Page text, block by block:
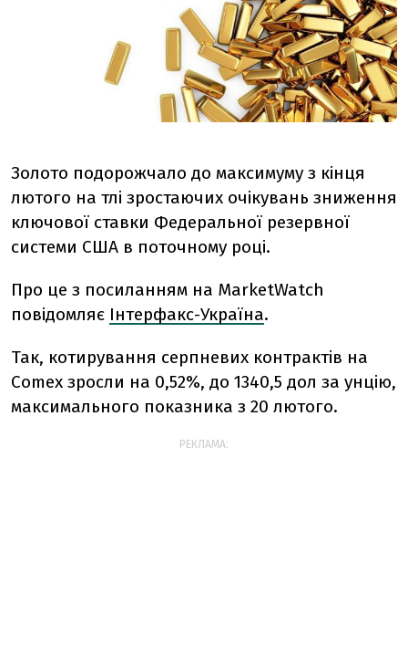
Золото подорожчало до максимуму з кінця
лютого на тлі зростаючих очікувань зниження
ключової ставки Федеральної резервної
системи США в поточному році.
Про це з посиланням на MarketWatch
повідомляє Інтерфакс-Україна.
Так, котирування серпневих контрактів на
Comex зросли на 0,52%, до 1340,5 дол за унцію,
максимального показника з 20 лютого.
РЕКЛАМА: